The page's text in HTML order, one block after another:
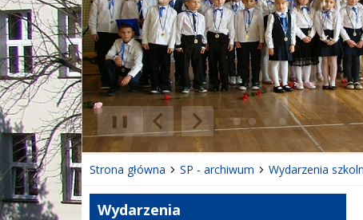
Poprzedni Element
Następny Element
❚❚
Strona główna SP - archiwum Wydarzenia
Wydarzenia